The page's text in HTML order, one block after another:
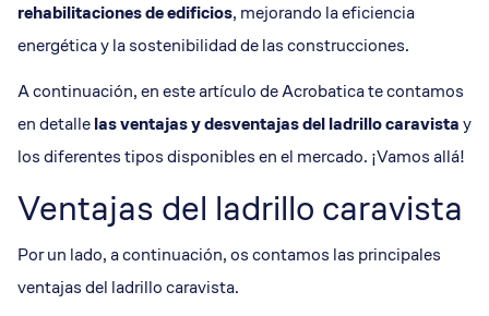
rehabilitaciones de edificios, mejorando la eficiencia
energética y la sostenibilidad de las construcciones.
A continuación, en este artículo de Acrobatica te contamos
en detallelas ventajas y desventajas del ladrillo caravistay
los diferentes tipos disponibles en el mercado. ¡Vamos allá!
Ventajas del ladrillo caravista
Por un lado, a continuación, os contamos las principales
ventajas del ladrillo caravista.